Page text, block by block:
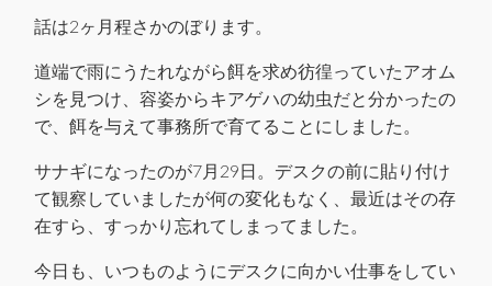
話は2ヶ月程さかのぼります。
道端で雨にうたれながら餌を求め彷徨っていたアオム
シを見つけ、容姿からキアゲハの幼虫だと分かったの
で、餌を与えて事務所で育てることにしました。
サナギになったのが7月29日。デスクの前に貼り付け
て観察していましたが何の変化もなく、最近はその存
在すら、すっかり忘れてしまってました。
今日も、いつものようにデスクに向かい仕事をしてい